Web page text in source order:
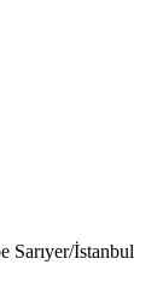
Sarıyer/İstanbul